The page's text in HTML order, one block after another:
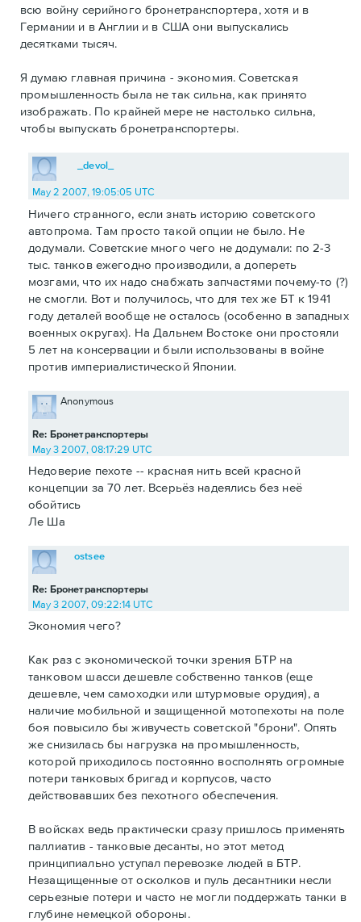
всю войну серийного бронетранспортера, хотя и в
Германии и в Англии и в США они выпускались
десятками тысяч.
Я думаю главная причина - экономия. Советская
промышленность была не так сильна, как принято
изображать. По крайней мере не настолько сильна,
чтобы выпускать бронетранспортеры.
_devol_
May 2 2007, 19:05:05 UTC
Ничего странного, если знать историю советского
автопрома. Там просто такой опции не было. Не
додумали. Советские много чего не додумали: по 2-3
тыс. танков ежегодно производили, а допереть
мозгами, что их надо снабжать запчастями почему-то (?)
не смогли. Вот и получилось, что для тех же БТ к 1941
году деталей вообще не осталось (особенно в западных
военных округах). На Дальнем Востоке они простояли
5 лет на консервации и были использованы в войне
против империалистической Японии.
Re: Бронетранспортеры
Anonymous
May 3 2007, 08:17:29 UTC
Недоверие пехоте -- красная нить всей красной
концепции за 70 лет. Всерьёз надеялись без неё
обойтись
Ле Ша
Re: Бронетранспортеры
ostsee
May 3 2007, 09:22:14 UTC
Экономия чего?
Как раз с экономической точки зрения БТР на
танковом шасси дешевле собственно танков (еще
дешевле, чем самоходки или штурмовые орудия), а
наличие мобильной и защищенной мотопехоты на поле
боя повысило бы живучесть советской "брони". Опять
же снизилась бы нагрузка на промышленность,
которой приходилось постоянно восполнять огромные
потери танковых бригад и корпусов, часто
действовавших без пехотного обеспечения.
В войсках ведь практически сразу пришлось применять
паллиатив - танковые десанты, но этот метод
принципиально уступал перевозке людей в БТР.
Незащищенные от осколков и пуль десантники несли
серьезные потери и часто не могли поддержать танки в
глубине немецкой обороны.